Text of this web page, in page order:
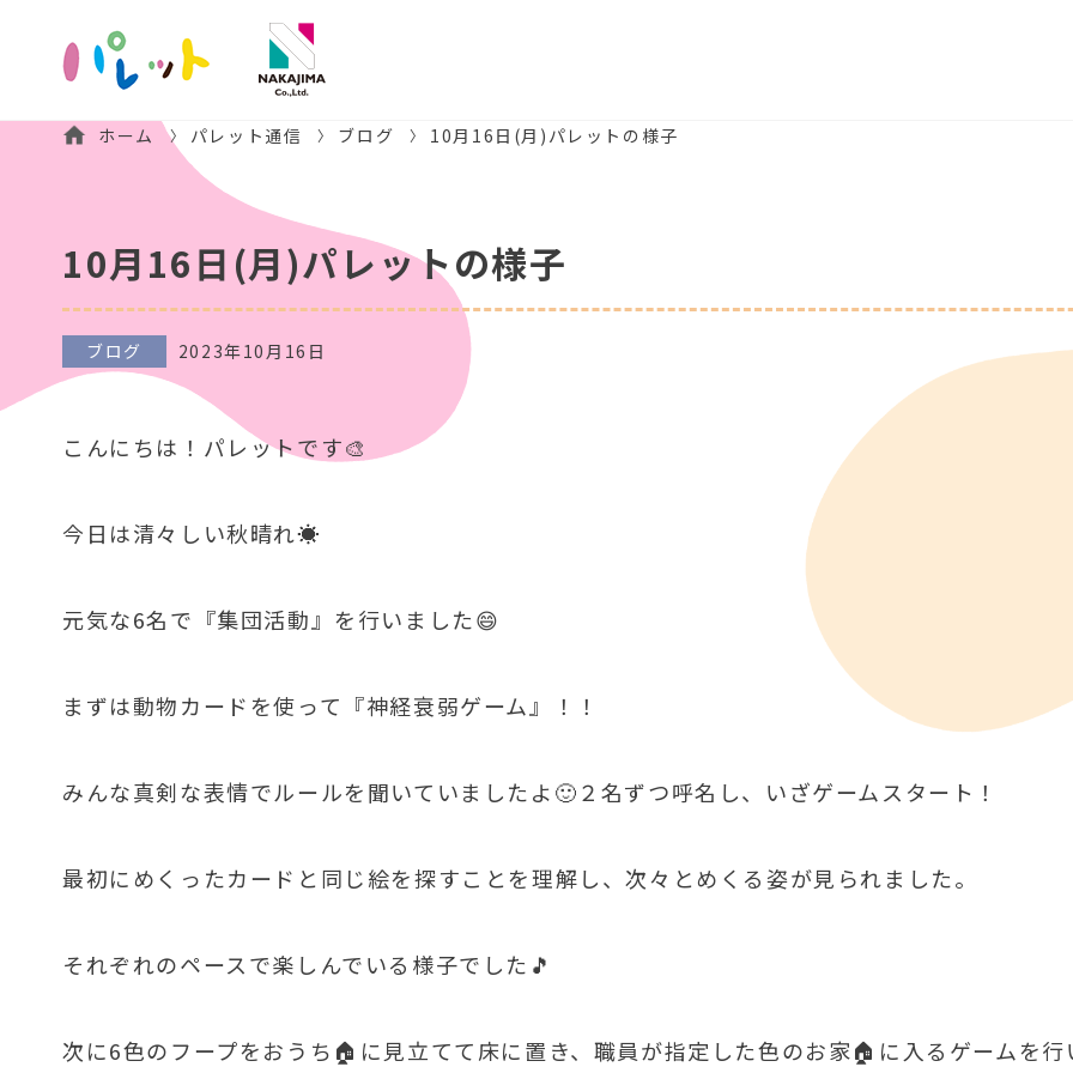
ホーム パレット通信 ブログ 10月16日(月)パレットの様子
10月16日(月)パレットの様子
ブログ 2023年10月16日
こんにちは！パレットです🎨
今日は清々しい秋晴れ☀
元気な6名で『集団活動』を行いました😄
まずは動物カードを使って『神経衰弱ゲーム』！！
みんな真剣な表情でルールを聞いていましたよ🙂２名ずつ呼名し、いざゲームスタート！
最初にめくったカードと同じ絵を探すことを理解し、次々とめくる姿が見られました。
それぞれのペースで楽しんでいる様子でした🎵
次に6色のフープをおうち🏠に見立てて床に置き、職員が指定した色のお家🏠に入るゲームを行